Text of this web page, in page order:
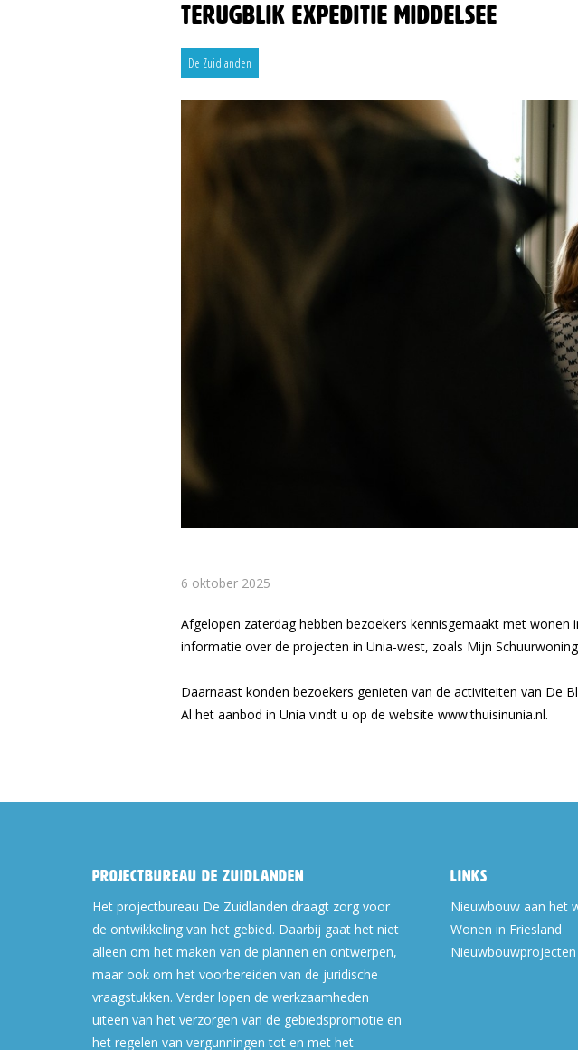
Terugblik Expeditie Middelsee
De Zuidlanden
6 oktober 2025
Afgelopen zaterdag hebben bezoekers kennisgemaakt met
informatie over de projecten in Unia-west, zoals Mijn
Daarnaast konden bezoekers genieten van de activiteiten van De
Al het aanbod in Unia vindt u op de website www.thuisinunia.nl.
Projectbureau De Zuidlanden
Het projectbureau De Zuidlanden draagt zorg voor
de ontwikkeling van het gebied. Daarbij gaat het niet
alleen om het maken van de plannen en ontwerpen,
maar ook om het voorbereiden van de juridische
vraagstukken. Verder lopen de werkzaamheden
uiteen van het verzorgen van de gebiedspromotie en
het regelen van vergunningen tot en met het
Links
Nieuwbouw aan het
Wonen in Friesland